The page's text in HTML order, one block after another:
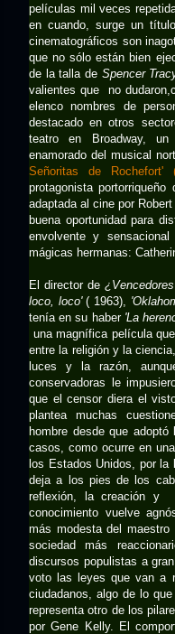
películas mil veces
en cuando, surge un
cinematográficos son
que no sólo están bien
de la talla de Spencer
valientes que no
elenco nombres de
destacado en otros
teatro en Broadway,
enamorado del musical
Señoritas de Rochefort'
protagonista portorriqueño
adaptada al cine por
buena oportunidad para
envolvente y
mágicas hermanas:
El director de
loco, loco'( 1963),
tenía en su haber 'La
una magnífica película
entre la religión y la
luces y la razón,
conservadoras le
que el censor diera el
plantea muchas
hombre desde que
casos, como ocurre en
los Estados Unidos, por
deja a los pies de los
reflexión, la creación y
conocimiento vuelve
más modesta del
sociedad más
discursos populistas a
voto las leyes que van a
ciudadanos, algo de lo
representa otro de los
por Gene Kelly. El